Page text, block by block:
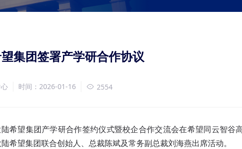
集团签署产学研合作协议
时间：2026-01-16 2554
望集团产学研合作签约仪式暨校企合作交流会在希望同云智谷
希望集团联合创始人、总裁陈斌及常务副总裁刘海燕出席活动。